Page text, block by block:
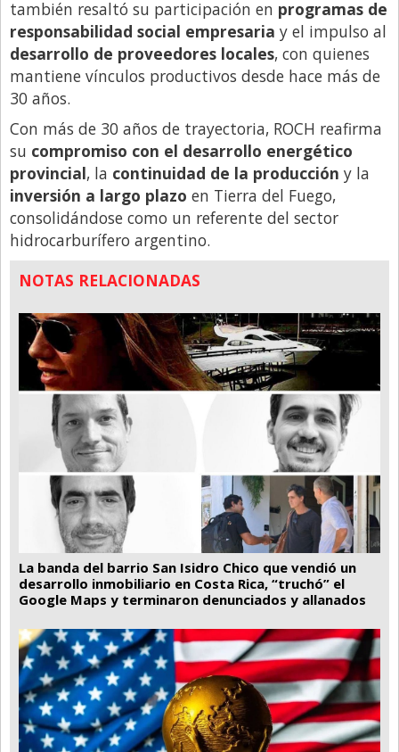
también resaltó su participación en programas de
responsabilidad social empresaria y el impulso al
desarrollo de proveedores locales, con quienes
mantiene vínculos productivos desde hace más de
30 años.
Con más de 30 años de trayectoria, ROCH reafirma
su compromiso con el desarrollo energético
provincial, la continuidad de la producción y la
inversión a largo plazo en Tierra del Fuego,
consolidándose como un referente del sector
hidrocarburífero argentino.
NOTAS RELACIONADAS
La banda del barrio San Isidro Chico que vendió un
desarrollo inmobiliario en Costa Rica, “truchó” el
Google Maps y terminaron denunciados y allanados